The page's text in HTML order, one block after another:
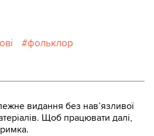
фольклор
видання без навʼязливої
Щоб працювати далі,